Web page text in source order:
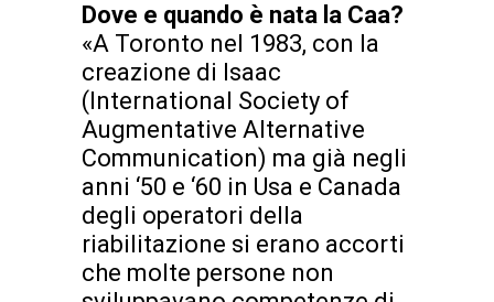
Dove e quando è nata la Caa?
«A Toronto nel 1983, con la
creazione di Isaac
(International Society of
Augmentative Alternative
Communication) ma già negli
anni ‘50 e ‘60 in Usa e Canada
degli operatori della
riabilitazione si erano accorti
che molte persone non